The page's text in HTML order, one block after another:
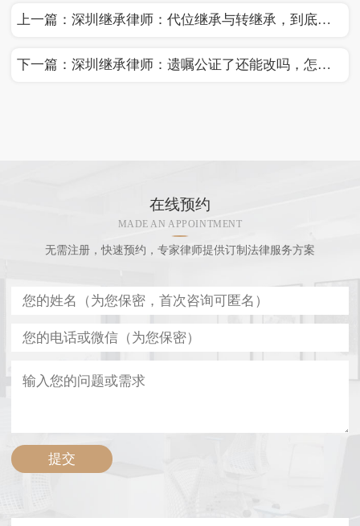
上一篇： 深圳继承律师：代位继承与转继承，到底有什么区别？
下一篇： 深圳继承律师：遗嘱公证了还能改吗，怎么改才有效？
在线预约
MADE AN APPOINTMENT
无需注册，快速预约，专家律师提供订制法律服务方案